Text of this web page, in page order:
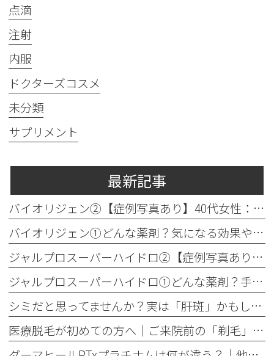
点滴
注射
内服
ドクターズコスメ
未分類
サプリメント
最新記事
バイオリジェン②【症例写真あり】40代女性：目元の小じわ改善
バイオリジェン①どんな薬剤？気になる効果やダウンタイムについて解説
ジャルプロスーパーハイドロ②【症例写真あり】50代女性：ほうれい線・口横たるみ改善【手打ち注射】
ジャルプロスーパーハイドロ①どんな薬剤？手打ちとハイコックスの違いも解説
シミだと思ってませんか？実は「肝斑」かもしれません
医療脱毛が初めての方へ│ご来院前の「剃毛」がとても大切な理由